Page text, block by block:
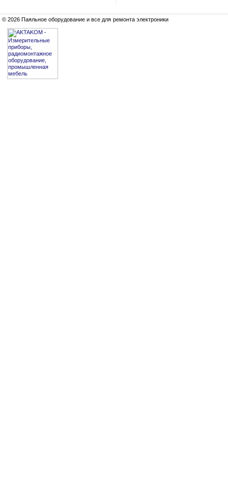
© 2026 Паяльное оборудование и все для ремонта электроники